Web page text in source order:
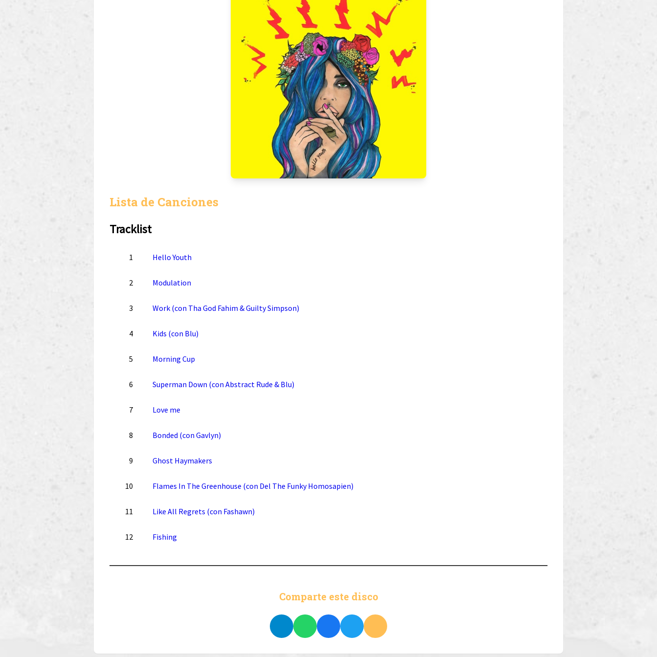
Lista de Canciones
Tracklist
1 Hello Youth
2 Modulation
3 Work (con Tha God Fahim & Guilty Simpson)
4 Kids (con Blu)
5 Morning Cup
6 Superman Down (con Abstract Rude & Blu)
7 Love me
8 Bonded (con Gavlyn)
9 Ghost Haymakers
10 Flames In The Greenhouse (con Del The Funky Homosapien)
11 Like All Regrets (con Fashawn)
12 Fishing
Comparte este disco